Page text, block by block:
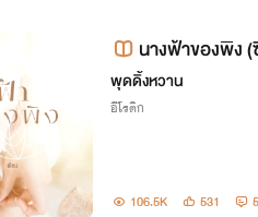
นางฟ้าของพิง
พุดดิ้งหวาน
อีโรติก
106.5K 531